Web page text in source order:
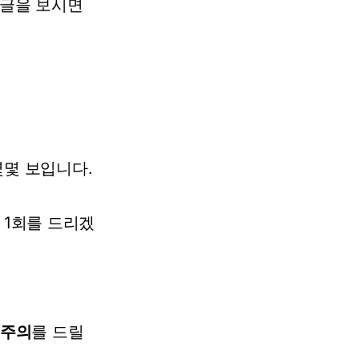
을 보시면
몇 보입니다.
1회를 드리겠
의를 드릴